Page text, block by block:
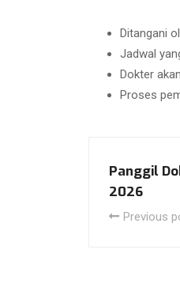
Ditangani
Jadwal
Dokter
Proses
Panggil
2026
Previous